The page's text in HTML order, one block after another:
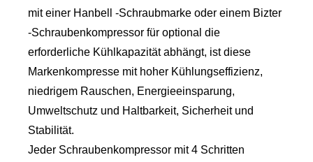
mit einer Hanbell -Schraubmarke oder einem Bizter
-Schraubenkompressor für optional die
erforderliche Kühlkapazität abhängt, ist diese
Markenkompresse mit hoher Kühlungseffizienz,
niedrigem Rauschen, Energieeinsparung,
Umweltschutz und Haltbarkeit, Sicherheit und
Stabilität.
Jeder Schraubenkompressor mit 4 Schritten